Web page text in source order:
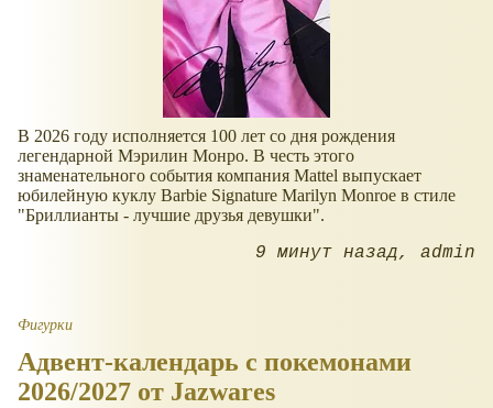
В 2026 году исполняется 100 лет со дня рождения
легендарной Мэрилин Монро. В честь этого
знаменательного события компания Mattel выпускает
юбилейную куклу Barbie Signature Marilyn Monroe в стиле
"Бриллианты - лучшие друзья девушки".
9 минут назад admin
Фигурки
Адвент-календарь с покемонами
2026/2027 от Jazwares